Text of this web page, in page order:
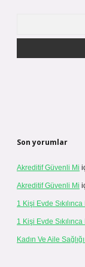
Son yorumlar
Akreditif Güvenli Mi
Akreditif Güvenli Mi
1 Kişi Evde
1 Kişi Evde
Kadın Ve Aile